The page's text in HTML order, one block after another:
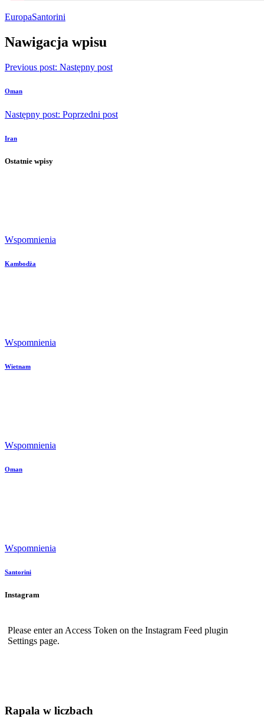
EuropaSantorini
Nawigacja wpisu
Previous post: Następny post
Oman
Następny post: Poprzedni post
Iran
Ostatnie wpisy
Wspomnienia
Kambodża
Wspomnienia
Wietnam
Wspomnienia
Oman
Wspomnienia
Santorini
Instagram
Please enter an Access Token on the Instagram Feed plugin
Settings page.
Rapala w liczbach